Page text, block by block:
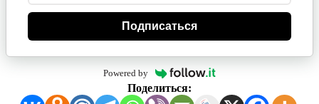
Подписаться
Powered by
Поделиться: